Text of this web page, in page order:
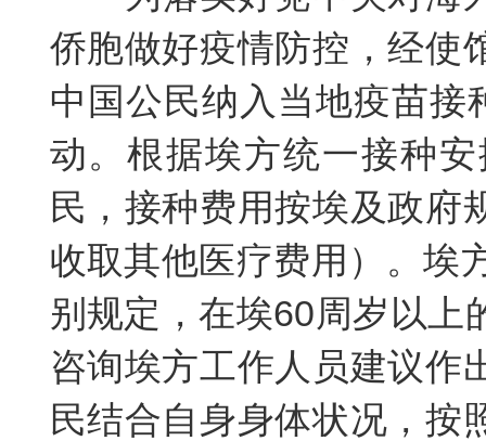
侨胞做好疫情防控，经使
中国公民纳入当地疫苗
动。根据埃方统一接种
民，接种费用按埃及政府
收取其他医疗费用）。埃
别规定，在埃60周岁以上
咨询埃方工作人员建议作
民结合自身身体状况，按